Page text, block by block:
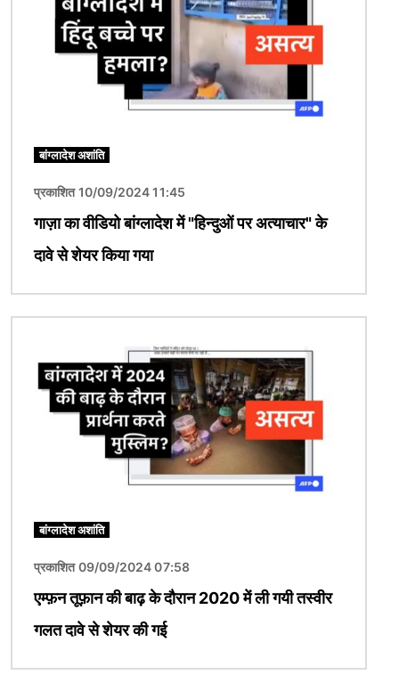
बांग्लादेश अशांति
प्रकाशित 10/09/2024 11:45
गाज़ा का वीडियो बांग्लादेश में "हिन्दुओं पर अत्याचार" के
दावे से शेयर किया गया
बांग्लादेश अशांति
प्रकाशित 09/09/2024 07:58
एम्फ़न तूफ़ान की बाढ़ के दौरान 2020 में ली गयी तस्वीर
गलत दावे से शेयर की गई